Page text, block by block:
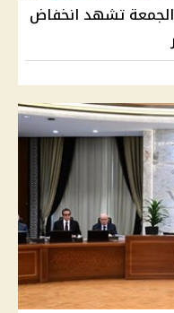
تشهد انخفاض